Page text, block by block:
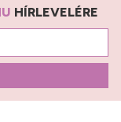
HÍRLEVELÉRE